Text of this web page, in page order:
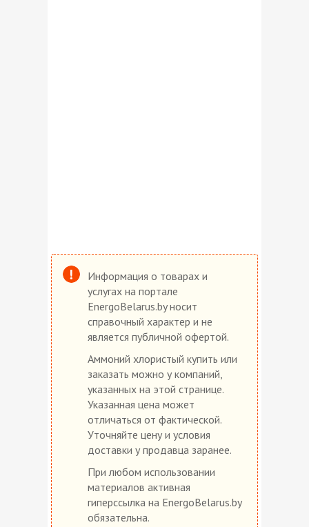
Информация о товарах и
услугах на портале
EnergoBelarus.by носит
справочный характер и не
является публичной офертой.
Аммоний хлористый купить или
заказать можно у компаний,
указанных на этой странице.
Указанная цена может
отличаться от фактической.
Уточняйте цену и условия
доставки у продавца заранее.
При любом использовании
материалов активная
гиперссылка на EnergoBelarus.by
обязательна.